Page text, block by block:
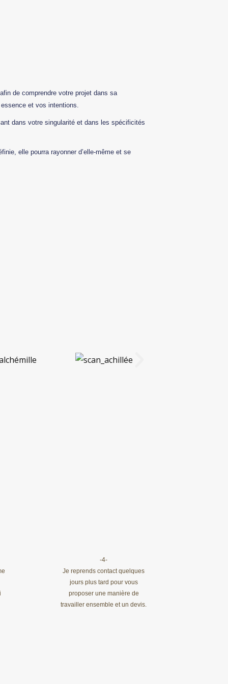
de comprendre votre projet dans sa
et vos intentions.
dans votre singularité et dans les spécificités
elle pourra rayonner d’elle-même et se
-4-
Je reprends contact quelques
jours plus tard pour vous
proposer une manière de
travailler ensemble et un devis.